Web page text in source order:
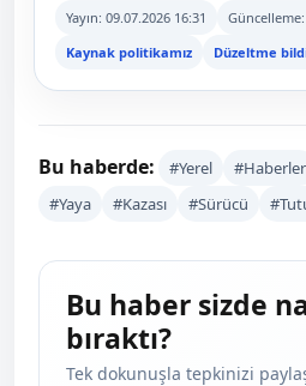
Yayın: 09.07.2026 16:31 Güncelleme:
Kaynak politikamız
Düzeltme
Bu haberde: #Yerel #Haberler
#Yaya
#Kazası #Sürücü
Bu haber sizde
bıraktı?
Tek dokunuşla tepkinizi